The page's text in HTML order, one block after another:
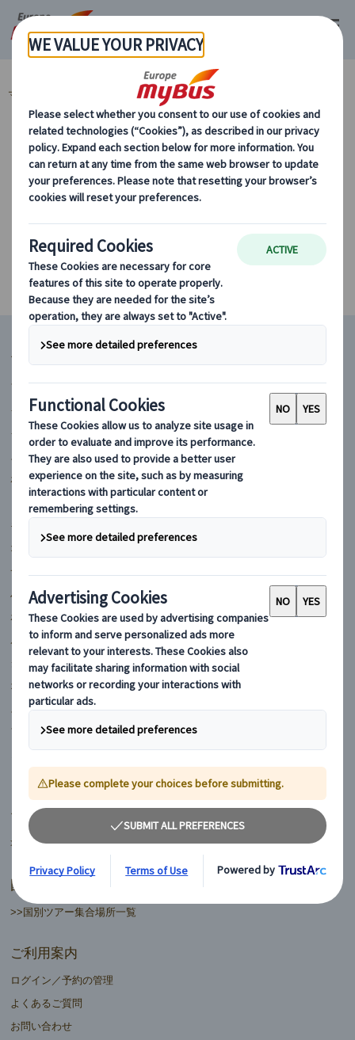
マイバス・ヨーロッパ ドイツ (28) ベルリン (2)
カテゴリーから探す
季節限定ツアー
条件に該当するツアーがありません
マイバスヨーロッパ
フランス
イギリス
イタリア
スペイン
ポルトガル
ギリシャ
オーストリア
チェコ
ハンガリー
ポーランド
ルーマニア
クロアチア
オランダ
スイス
フィンランド
マイバス日本語ツアーデスク
>>日本語ツアーデスク一覧
国別ツアー集合場所
>>国別ツアー集合場所一覧
ご利用案内
ログイン／予約の管理
よくあるご質問
お問い合わせ